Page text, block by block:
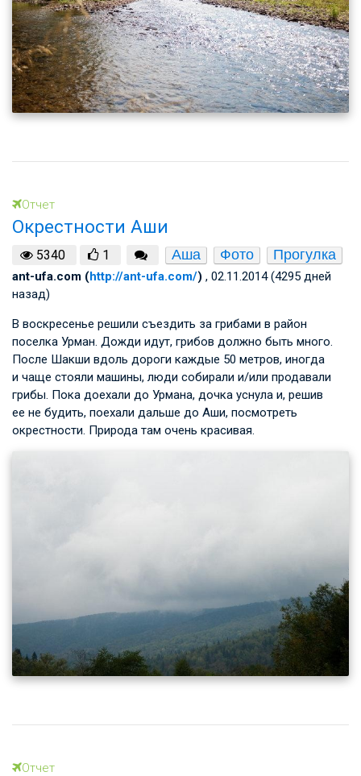
Отчет
Окрестности Аши
5340 1 Аша Фото Прогулка
ant-ufa.com (http://ant-ufa.com/) , 02.11.2014 (4295 дней
назад)
В воскресенье решили съездить за грибами в район
поселка Урман. Дожди идут, грибов должно быть много.
После Шакши вдоль дороги каждые 50 метров, иногда
и чаще стояли машины, люди собирали и/или продавали
грибы. Пока доехали до Урмана, дочка уснула и, решив
ее не будить, поехали дальше до Аши, посмотреть
окрестности. Природа там очень красивая.
Отчет